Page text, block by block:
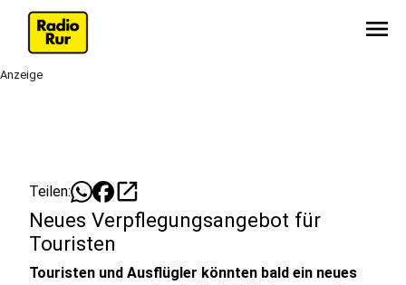
menu
Anzeige
Teilen: open_in_new
Neues Verpflegungsangebot für
Touristen
Touristen und Ausflügler könnten bald ein neues